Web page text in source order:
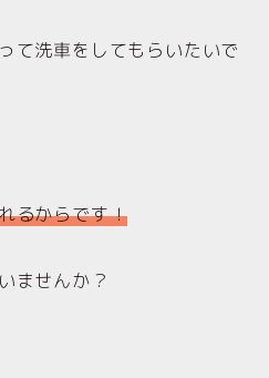
て洗車をしてもらいたいで
るからです！
ませんか？